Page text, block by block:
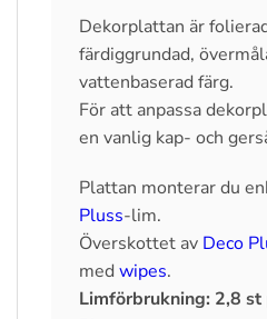
Dekorplattan är
färdiggrundad,
vattenbaserad färg.
För att anpassa
en vanlig kap- och
Plattan monterar du
Pluss-lim.
Överskottet av Deco
med wipes.
Limförbrukning: 2,8